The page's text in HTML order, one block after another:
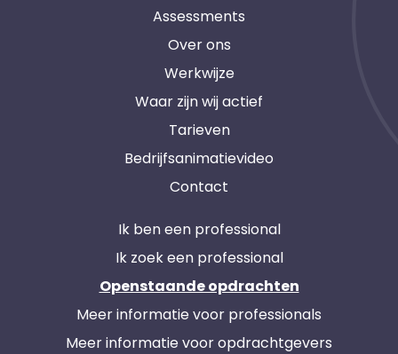
Assessments
Over ons
Werkwijze
Waar zijn wij actief
Tarieven
Bedrijfsanimatievideo
Contact
Ik ben een professional
Ik zoek een professional
Openstaande opdrachten
Meer informatie voor professionals
Meer informatie voor opdrachtgevers